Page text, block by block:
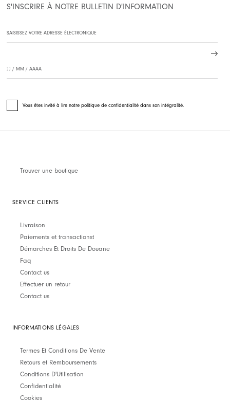
S'INSCRIRE À NOTRE BULLETIN D'INFORMATION
Vous êtes invité à lire notre politique de confidentialité dans son intégralité.
Trouver une boutique
SERVICE CLIENTS
Livraison
Paiements et transactionst
Démarches Et Droits De Douane
Faq
Contact us
Effectuer un retour
Contact us
INFORMATIONS LÉGALES
Termes Et Conditions De Vente
Retours et Remboursements
Conditions D'Utilisation
Confidentialité
Cookies